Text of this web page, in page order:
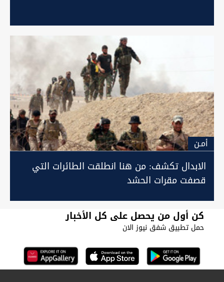
أمـن
الابدال تكشف: من هنا انطلقت الطائرات التي
قصفت مقرات الحشد
كن أول من يحصل على كل الأخبار
حمل تطبيق شفق نيوز الان